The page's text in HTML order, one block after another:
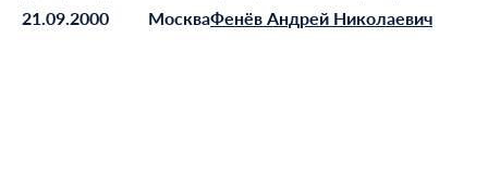
21.09.2000
МоскваФенёв Андрей Николаевич